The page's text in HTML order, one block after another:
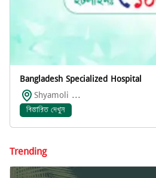
Bangladesh Specialized Hospital
Shyamoli ...
বিস্তারিত দেখুন
Trending